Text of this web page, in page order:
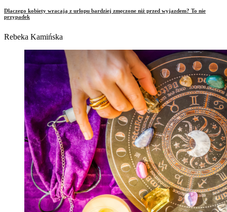
Dlaczego kobiety wracają z urlopu bardziej zmęczone niż przed wyjazdem? To nie
przypadek
Rebeka Kamińska